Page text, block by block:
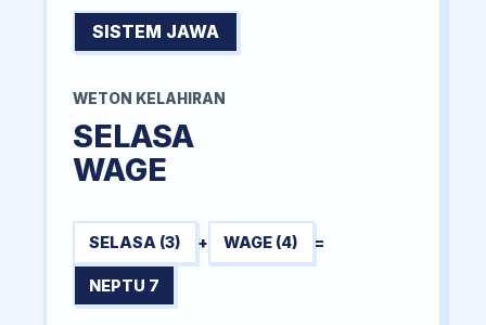
SISTEM JAWA
WETON KELAHIRAN
SELASA
WAGE
SELASA (3) + WAGE (4) =
NEPTU 7